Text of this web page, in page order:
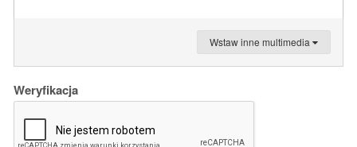
Wstaw inne multimedia
Weryfikacja